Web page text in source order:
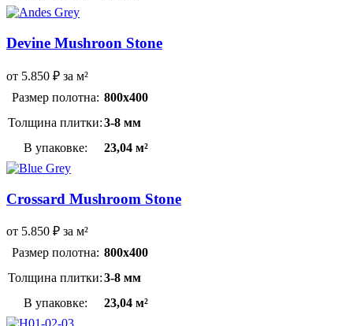
Devine Mushroon Stone
от 5.850 ₽ за м²
Размер полотна: 800х400
Толщина плитки:3-8 мм
В упаковке:
23,04 м²
Crossard Mushroom Stone
от 5.850 ₽ за м²
Размер полотна: 800х400
Толщина плитки:3-8 мм
В упаковке:
23,04 м²